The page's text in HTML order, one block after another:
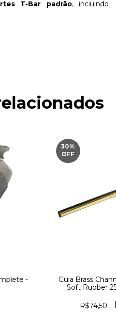
T-Bar padrão, incluindo
-
30%
OFF
Guia Brass
Soft Rubber
R$74,50